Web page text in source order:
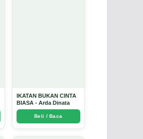
IKATAN BUKAN CINTA
BIASA - Arda Dinata
Beli / Baca